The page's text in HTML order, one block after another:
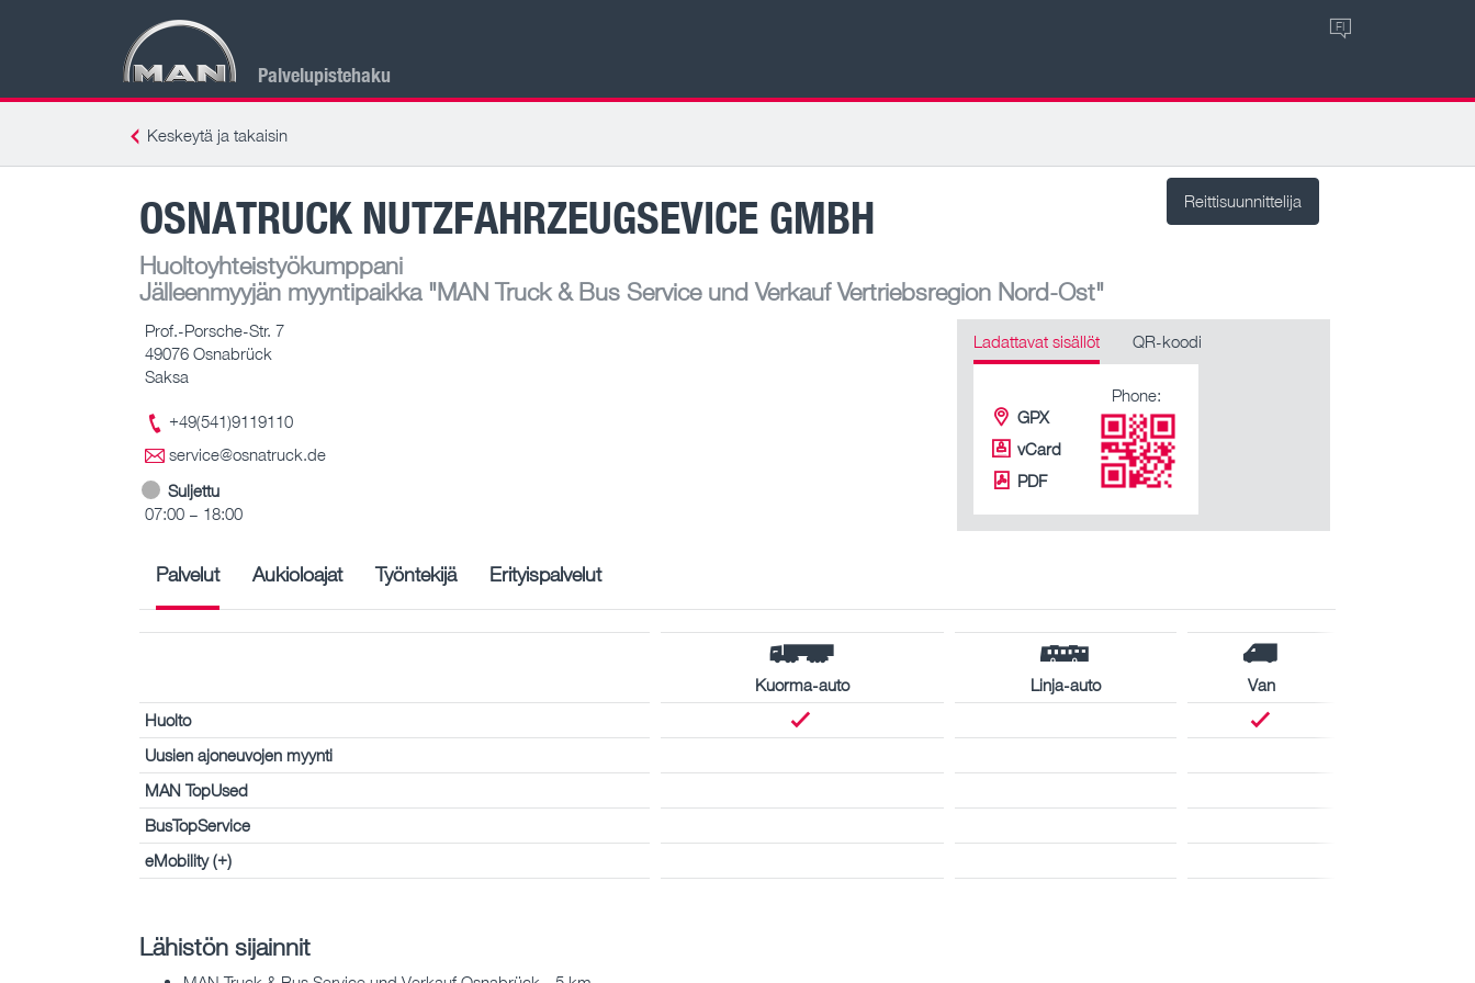
Palvelupistehaku
FI
Keskeytä ja takaisin
Reittisuunnittelija
OSNATRUCK NUTZFAHRZEUGSEVICE GMBH
Huoltoyhteistyökumppani
Jälleenmyyjän myyntipaikka"MAN Truck & Bus Service und Verkauf Vertriebsregion Nord-Ost"
Prof.-Porsche-Str. 7
49076 Osnabrück
Saksa
+49(541)9119110
service@osnatruck.de
Suljettu
07:00 – 18:00
Ladattavat sisällöt QR-koodi
GPX
vCard
PDF
Phone:
Palvelut Aukioloajat Työntekijä Erityispalvelut
Kuorma-auto Linja-auto
Van
Huolto
Uusien ajoneuvojen myynti
MAN TopUsed
BusTopService
eMobility (+)
Lähistön sijainnit